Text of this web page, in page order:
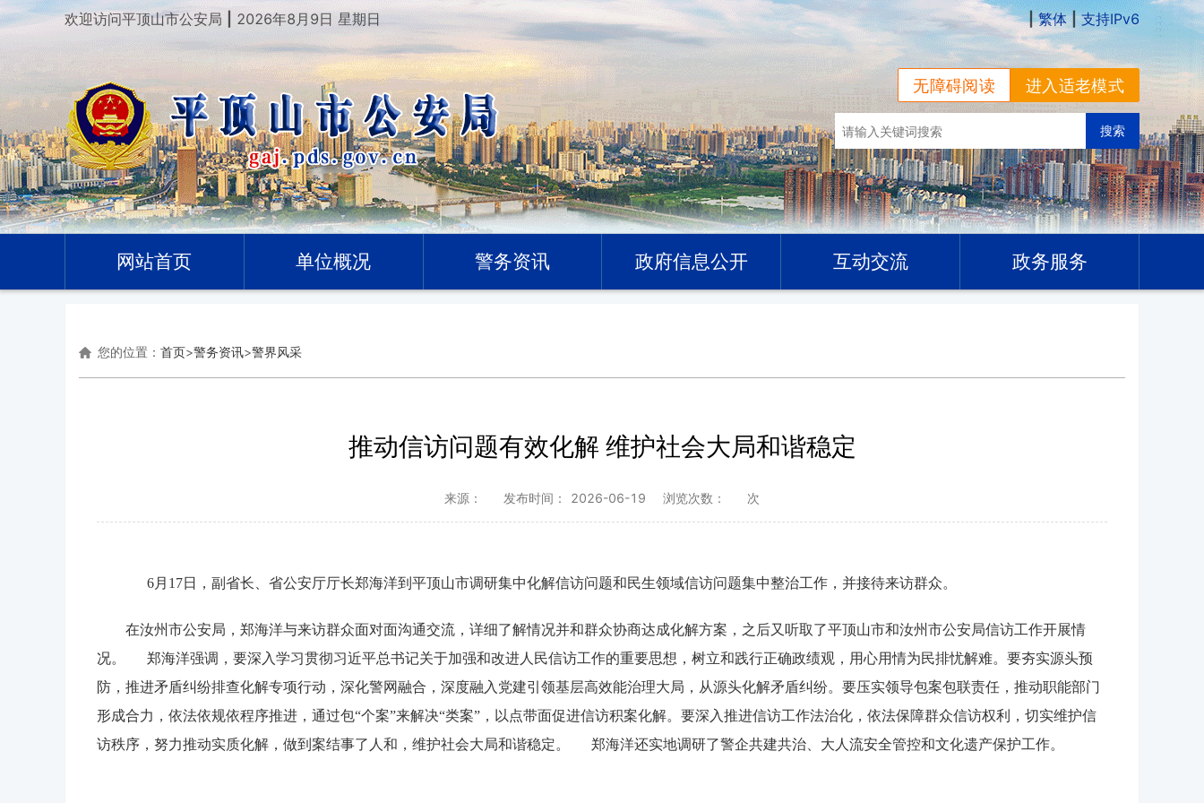
欢迎访问平顶山市公安局 2026年8月9日 星期日 | 繁体 | 支持IPv6
进入适老模式
无障碍阅读
网站首页 单位概况 警务资讯 政府信息公开 互动交流 政务服务
您的位置： 首页>警务资讯>警界风采
推动信访问题有效化解 维护社会大局和谐稳定
来源： 发布时间： 2026-06-19 浏览次数： 次
6月17日，副省长、省公安厅厅长郑海洋到平顶山市调研集中化解信访问题和民生领域信访问题集中整治工作，并接待来访群众。
在汝州市公安局，郑海洋与来访群众面对面沟通交流，详细了解情况并和群众协商达成化解方案，之后又听取了平顶山市和汝州市公安局信访工作开展情
况。 郑海洋强调，要深入学习贯彻习近平总书记关于加强和改进人民信访工作的重要思想，树立和践行正确政绩观，用心用情为民排忧解难。要夯实源头预
防，推进矛盾纠纷排查化解专项行动，深化警网融合，深度融入党建引领基层高效能治理大局，从源头化解矛盾纠纷。要压实领导包案包联责任，推动职能部门
形成合力，依法依规依程序推进，通过包“个案”来解决“类案”，以点带面促进信访积案化解。要深入推进信访工作法治化，依法保障群众信访权利，切实维护信
访秩序，努力推动实质化解，做到案结事了人和，维护社会大局和谐稳定。 郑海洋还实地调研了警企共建共治、大人流安全管控和文化遗产保护工作。